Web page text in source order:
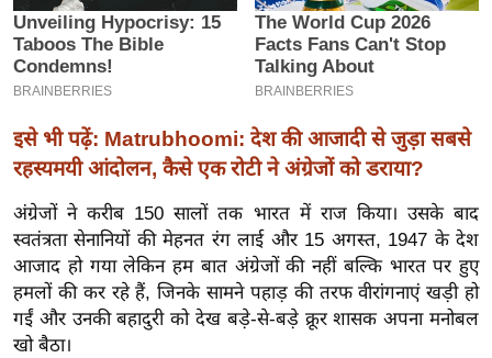
इ
म
ई
पे
प
मि
सा
ल
बे
इसे भी पढ़ें: Matrubhoomi: देश की आजादी से जुड़ा सबसे
रहस्यमयी आंदोलन, कैसे एक रोटी ने अंग्रेजों को डराया?
अंग्रेजों ने करीब 150 सालों तक भारत में राज किया। उसके बाद
स्वतंत्रता सेनानियों की मेहनत रंग लाई और 15 अगस्त, 1947 के देश
आजाद हो गया लेकिन हम बात अंग्रेजों की नहीं बल्कि भारत पर हुए
हमलों की कर रहे हैं, जिनके सामने पहाड़ की तरफ वीरांगनाएं खड़ी हो
गईं और उनकी बहादुरी को देख बड़े-से-बड़े क्रूर शासक अपना मनोबल
खो बैठा।